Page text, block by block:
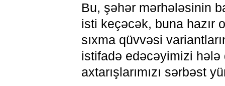
Bu, şəhər mərhələsinin
isti keçəcək, buna hazır
sıxma qüvvəsi
istifadə edəcəyimizi
axtarışlarımızı sərbəst